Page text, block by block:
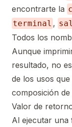
encontrarte la
terminal ,
Todos los
Aunque
resultado, no
de los usos
composición de
Valor de
Al ejecutar una